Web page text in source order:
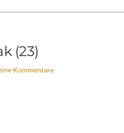
(23)
Kommentare